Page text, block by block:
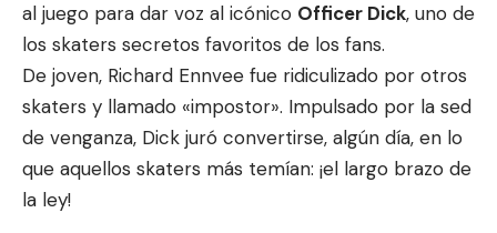
al juego para dar voz al icónico Officer Dick, uno de
los skaters secretos favoritos de los fans.
De joven, Richard Ennvee fue ridiculizado por otros
skaters y llamado «impostor». Impulsado por la sed
de venganza, Dick juró convertirse, algún día, en lo
que aquellos skaters más temían: ¡el largo brazo de
la ley!